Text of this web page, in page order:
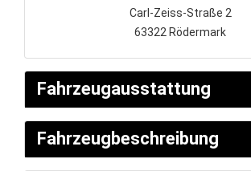
Carl-Zeiss-Straße 2
63322 Rödermark
Fahrzeugausstattung
Fahrzeugbeschreibung